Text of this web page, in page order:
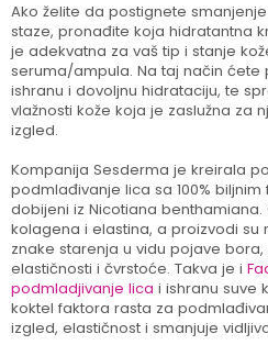
Ako želite da postignete
staze, pronađite koja hidratantna
je adekvatna za vaš tip i stanje
seruma/ampula. Na taj način ćete
ishranu i dovoljnu hidrataciju, te
vlažnosti kože koja je zaslužna za
izgled.
Kompanija Sesderma je kreirala
podmlađivanje lica sa 100%
dobijeni iz Nicotiana
kolagena i elastina, a proizvodi su
znake starenja u vidu pojave
elastičnosti i čvrstoće. Takva je i
podmladjivanje lica i ishranu suve
koktel faktora rasta za
izgled, elastičnost i smanjuje